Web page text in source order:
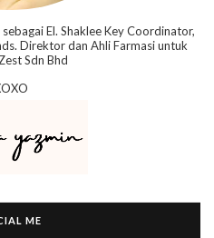
El. Shaklee Key Coordinator,
Direktor dan Ahli Farmasi untuk
Sdn Bhd
ME